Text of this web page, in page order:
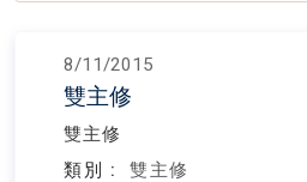
8/11/2015
雙主修
雙主修
類別 :
雙主修